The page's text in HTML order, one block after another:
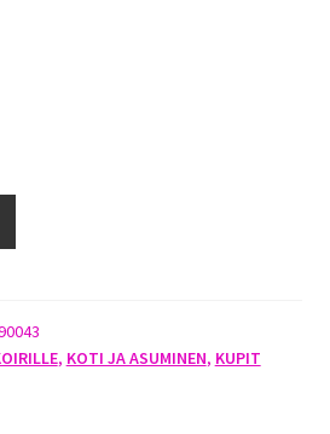
, KOTI JA ASUMINEN, KUPIT